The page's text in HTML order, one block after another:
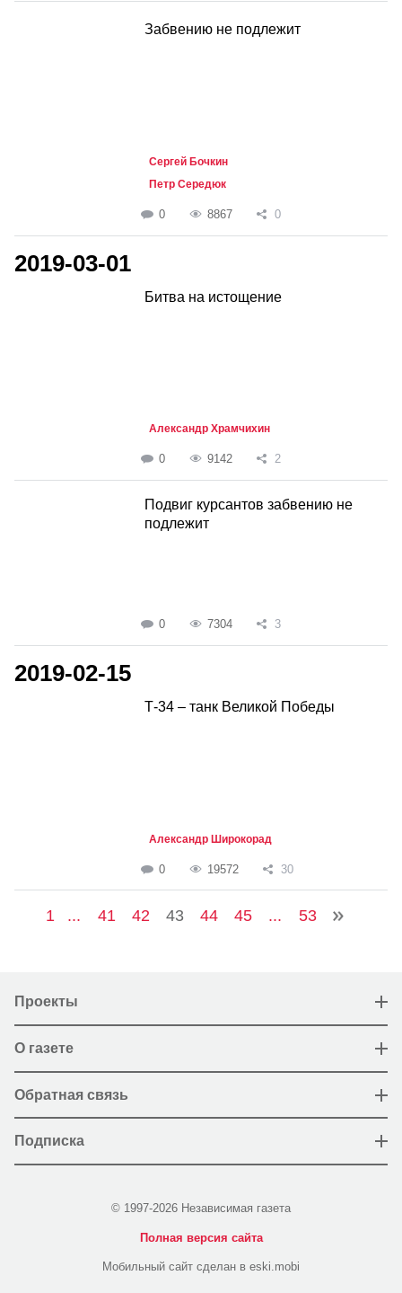
Забвению не подлежит
Сергей Бочкин
Петр Середюк
0 8867 0
2019-03-01
Битва на истощение
Александр Храмчихин
0 9142 2
Подвиг курсантов забвению не
подлежит
0 7304 3
2019-02-15
Т-34 – танк Великой Победы
Александр Широкорад
0 19572 30
1 ... 41 42 43 44 45 ... 53
Проекты
О газете
Обратная связь
Подписка
© 1997-2026 Независимая газета
Полная версия сайта
Мобильный сайт сделан в eski.mobi